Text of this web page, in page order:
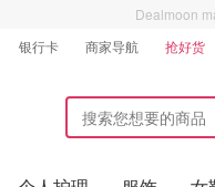
Dealmoon
银行卡 商家导航 抢好货